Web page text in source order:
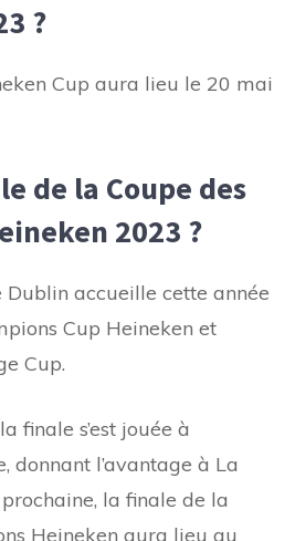
?
Cup aura lieu le 20 mai
de la Coupe des
2023 ?
Dublin accueille cette année
Cup Heineken et
Cup.
finale s’est jouée à
donnant l’avantage à La
la finale de la
Heineken aura lieu au